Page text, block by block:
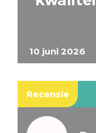
10 juni 2026
Recensie